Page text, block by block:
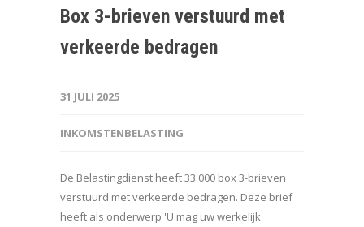
Box 3-brieven verstuurd met
verkeerde bedragen
31 JULI 2025
INKOMSTENBELASTING
De Belastingdienst heeft 33.000 box 3-brieven
verstuurd met verkeerde bedragen. Deze brief
heeft als onderwerp 'U mag uw werkelijk